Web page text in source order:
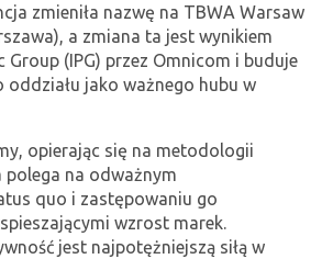
zmieniła nazwę na TBWA Warsaw
a zmiana ta jest wynikiem
Group (IPG) przez Omnicom i buduje
oddziału jako ważnego hubu w
opierając się na metodologii
polega na odważnym
quo i zastępowaniu go
wzrost marek.
jest najpotężniejszą siłą w